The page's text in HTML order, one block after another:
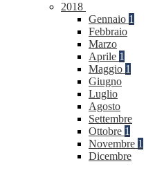
2018
Gennaio 1
Febbraio
Marzo
Aprile 1
Maggio 1
Giugno
Luglio
Agosto
Settembre
Ottobre 1
Novembre 1
Dicembre